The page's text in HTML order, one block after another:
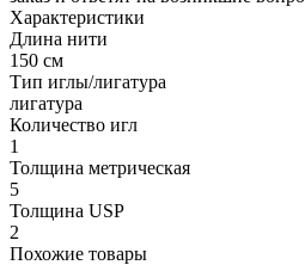
Характеристики
Длина нити
150 см
Тип иглы/лигатура
лигатура
Количество игл
1
Толщина метрическая
5
Толщина USP
2
Похожие товары